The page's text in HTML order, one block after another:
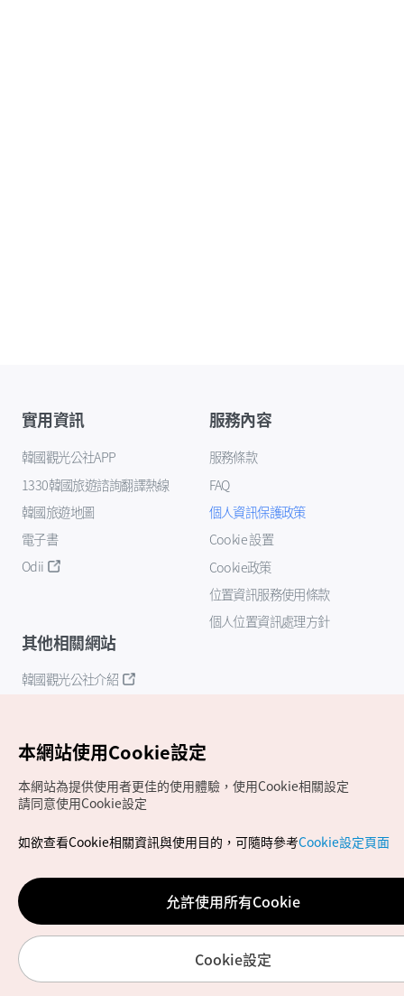
實用資訊
韓國觀光公社APP
1330韓國旅遊諮詢翻譯熱線
韓國旅遊地圖
電子書
Odii
服務內容
服務條款
FAQ
個人資訊保護政策
Cookie 設置
Cookie政策
位置資訊服務使用條款
個人位置資訊處理方針
其他相關網站
韓國觀光公社介紹
Copyrights (c) 韓國觀光公社版權所有
如有相關疑問或建議，歡迎來信至官方信箱
chinese_big5@knto.or.kr
本網站使用Cookie設定
本網站為提供使用者更佳的使用體驗，使用Cookie相關設定
請同意使用Cookie設定
如欲查看Cookie相關資訊與使用目的，可隨時參考Cookie設定頁面
允許使用所有Cookie
Cookie設定